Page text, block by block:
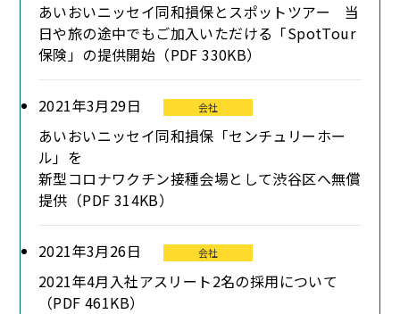
あいおいニッセイ同和損保とスポットツアー 当
日や旅の途中でもご加入いただける「SpotTour
保険」の提供開始（PDF 330KB）
2021年3月29日 会社
あいおいニッセイ同和損保「センチュリーホー
ル」を
新型コロナワクチン接種会場として渋谷区へ無償
提供（PDF 314KB）
2021年3月26日 会社
2021年4月入社アスリート2名の採用について
（PDF 461KB）